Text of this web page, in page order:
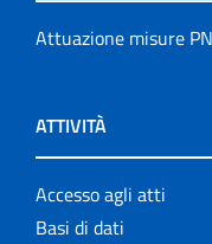
Attuazione misure
ATTIVITÀ
Accesso agli atti
Basi di dati